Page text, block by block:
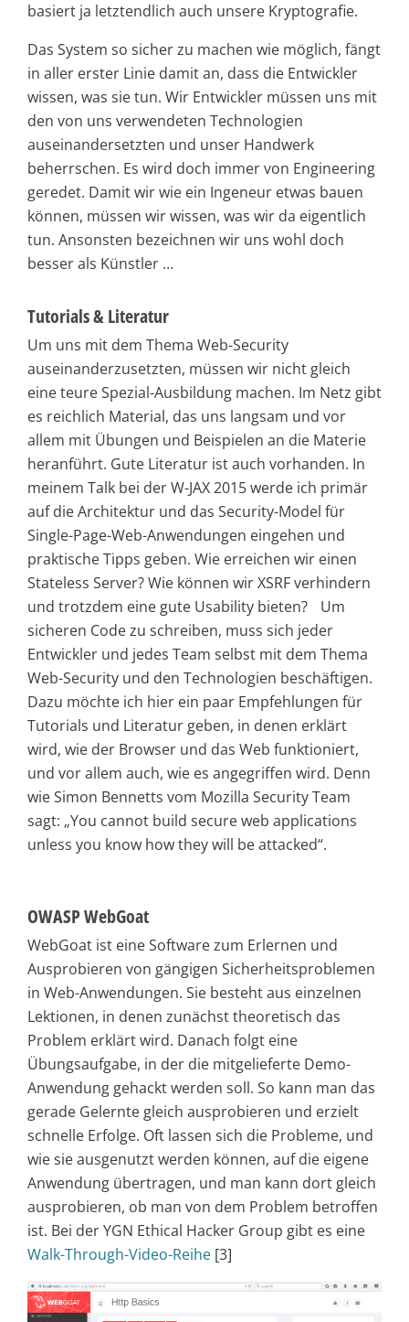
basiert ja letztendlich auch unsere Kryptografie.
Das System so sicher zu machen wie möglich, fängt
in aller erster Linie damit an, dass die Entwickler
wissen, was sie tun. Wir Entwickler müssen uns mit
den von uns verwendeten Technologien
auseinandersetzten und unser Handwerk
beherrschen. Es wird doch immer von Engineering
geredet. Damit wir wie ein Ingeneur etwas bauen
können, müssen wir wissen, was wir da eigentlich
tun. Ansonsten bezeichnen wir uns wohl doch
besser als Künstler …
Tutorials & Literatur
Um uns mit dem Thema Web-Security
auseinanderzusetzten, müssen wir nicht gleich
eine teure Spezial-Ausbildung machen. Im Netz gibt
es reichlich Material, das uns langsam und vor
allem mit Übungen und Beispielen an die Materie
heranführt. Gute Literatur ist auch vorhanden. In
meinem Talk bei der W-JAX 2015 werde ich primär
auf die Architektur und das Security-Model für
Single-Page-Web-Anwendungen eingehen und
praktische Tipps geben. Wie erreichen wir einen
Stateless Server? Wie können wir XSRF verhindern
und trotzdem eine gute Usability bieten? Um
sicheren Code zu schreiben, muss sich jeder
Entwickler und jedes Team selbst mit dem Thema
Web-Security und den Technologien beschäftigen.
Dazu möchte ich hier ein paar Empfehlungen für
Tutorials und Literatur geben, in denen erklärt
wird, wie der Browser und das Web funktioniert,
und vor allem auch, wie es angegriffen wird. Denn
wie Simon Bennetts vom Mozilla Security Team
sagt: „You cannot build secure web applications
unless you know how they will be attacked“.
OWASP WebGoat
WebGoat ist eine Software zum Erlernen und
Ausprobieren von gängigen Sicherheitsproblemen
in Web-Anwendungen. Sie besteht aus einzelnen
Lektionen, in denen zunächst theoretisch das
Problem erklärt wird. Danach folgt eine
Übungsaufgabe, in der die mitgelieferte Demo-
Anwendung gehackt werden soll. So kann man das
gerade Gelernte gleich ausprobieren und erzielt
schnelle Erfolge. Oft lassen sich die Probleme, und
wie sie ausgenutzt werden können, auf die eigene
Anwendung übertragen, und man kann dort gleich
ausprobieren, ob man von dem Problem betroffen
ist. Bei der YGN Ethical Hacker Group gibt es eine
Walk-Through-Video-Reihe [3]